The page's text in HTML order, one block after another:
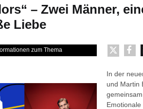
– Zwei Männer,
Liebe
zum Thema
In der
und Martin